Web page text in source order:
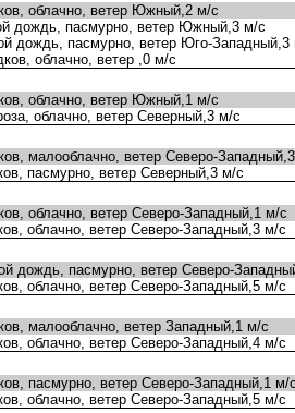
облачно, ветер Южный,2 м/с
дождь, пасмурно, ветер Южный,3 м/с
дождь, пасмурно, ветер Юго-Западный,3
облачно, ветер ,0 м/с
облачно, ветер Южный,1 м/с
облачно, ветер Северный,3 м/с
малооблачно, ветер Северо-
пасмурно, ветер Северный,3 м/с
облачно, ветер Северо-Западный,1 м/с
облачно, ветер Северо-Западный,3 м/с
дождь, пасмурно, ветер Северо-
облачно, ветер Северо-Западный,5 м/с
малооблачно, ветер Западный,1 м/с
облачно, ветер Северо-Западный,4 м/с
пасмурно, ветер Северо-Западный,1 м/
облачно, ветер Северо-Западный,5 м/с